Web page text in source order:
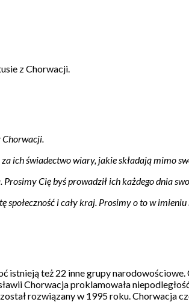
z Chorwacji.
Chorwacji.
ich świadectwo wiary, jakie składają mimo
Cię byś prowadził ich każdego dnia
społeczność i cały kraj. Prosimy o to w
istnieją też 22 inne grupy
Chorwacja proklamowała
rozwiązany w 1995 roku. Chorwacja